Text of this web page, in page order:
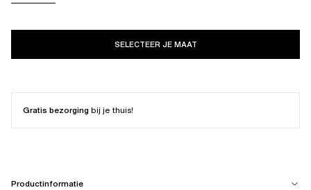
SELECTEER JE MAAT
Gratis bezorgingbij je thuis!
Productinformatie